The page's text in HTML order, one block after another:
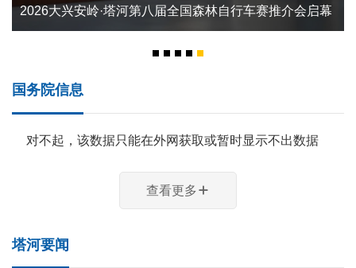
2026大兴安岭·塔河第八届全国森林自行车赛推介会启幕
2026年大兴安岭·塔河第八届全国森林自行车赛落幕
2026年大兴安岭·塔河第八届全国森林自行车赛开幕式
2026年大兴安岭·塔河第八届全国森林自行车赛鸣枪开赛
骑行界江驿路 感受生态塔河 2026年大兴安岭·塔河第八届全国森林自行车赛赛事推介会在哈尔滨举办
2026大兴安岭·塔河第八届全国森林自行车赛推介会启幕
2026年大兴安岭·塔河第八届全国森林自行车赛落幕
国务院信息
对不起，该数据只能在外网获取或暂时显示不出数据
查看更多
塔河要闻